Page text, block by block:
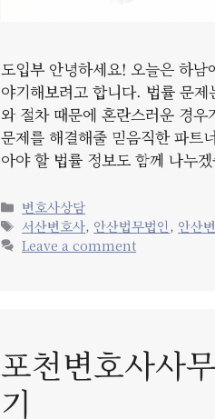
도입부 안녕하세요! 오늘은 하
야기해보려고 합니다. 법률 문
와 절차 때문에 혼란스러운 경
문제를 해결해줄 믿음직한 파트
아야 할 법률 정보도 함께 나누
Categories
변호사상담
Tags
서산변호사, 안산법무법인, 안산
Leave a comment
포천변호사사
기